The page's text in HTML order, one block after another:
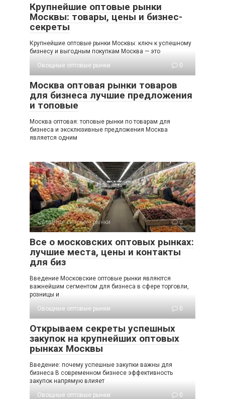
Крупнейшие оптовые рынки
Москвы: товары, цены и бизнес-
секреты
Крупнейшие оптовые рынки Москвы: ключ к успешному
бизнесу и выгодным покупкам Москва — это
Овощные оптовые рынки
0
Москва оптовая рынки товаров
для бизнеса лучшие предложения
и топовые
Москва оптовая: топовые рынки по товарам для
бизнеса и эксклюзивные предложения Москва
является одним
Овощные оптовые рынки 0
Все о московских оптовых рынках:
лучшие места, цены и контакты
для биз
Введение Московские оптовые рынки являются
важнейшим сегментом для бизнеса в сфере торговли,
розницы и
Овощные оптовые рынки
0
Открываем секреты успешных
закупок на крупнейших оптовых
рынках Москвы
Введение: почему успешные закупки важны для
бизнеса В современном бизнесе эффективность
закупок напрямую влияет
Овощные оптовые рынки
0